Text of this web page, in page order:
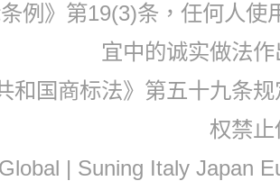
例》第19(3)条，任何人
宜中的诚实做法
和国商标法》第五十九条
权禁
| Suning Italy Japan